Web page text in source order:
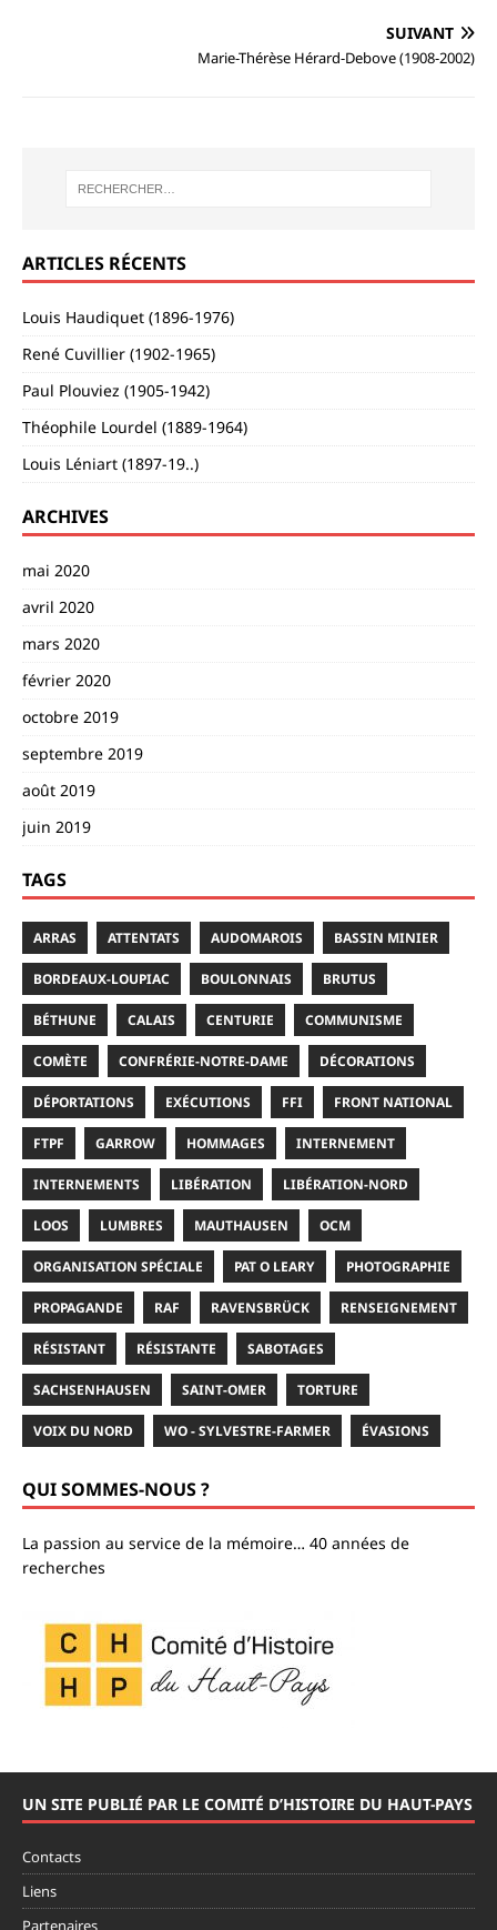
SUIVANT
Marie-Thérèse Hérard-Debove (1908-2002)
ARTICLES RÉCENTS
Louis Haudiquet (1896-1976)
René Cuvillier (1902-1965)
Paul Plouviez (1905-1942)
Théophile Lourdel (1889-1964)
Louis Léniart (1897-19..)
ARCHIVES
mai 2020
avril 2020
mars 2020
février 2020
octobre 2019
septembre 2019
août 2019
juin 2019
TAGS
ARRAS ATTENTATS AUDOMAROIS BASSIN MINIER
BORDEAUX-LOUPIAC BOULONNAIS BRUTUS
BÉTHUNE CALAIS CENTURIE COMMUNISME
COMÈTE CONFRÉRIE-NOTRE-DAME DÉCORATIONS
DÉPORTATIONS EXÉCUTIONS FFI FRONT NATIONAL
FTPF GARROW HOMMAGES INTERNEMENT
INTERNEMENTS LIBÉRATION LIBÉRATION-NORD
LOOS LUMBRES MAUTHAUSEN OCM
ORGANISATION SPÉCIALE PAT O LEARY PHOTOGRAPHIE
PROPAGANDE RAF RAVENSBRÜCK RENSEIGNEMENT
RÉSISTANT RÉSISTANTE SABOTAGES
SACHSENHAUSEN SAINT-OMER TORTURE
VOIX DU NORD WO - SYLVESTRE-FARMER ÉVASIONS
QUI SOMMES-NOUS ?
La passion au service de la mémoire… 40 années de
recherches
UN SITE PUBLIÉ PAR LE COMITÉ D’HISTOIRE DU HAUT-PAYS
Contacts
Liens